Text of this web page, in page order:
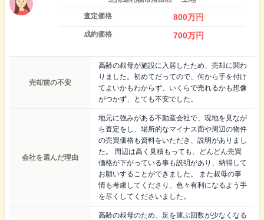
査定価格
800万円
成約価格 700万円
売却前の不安
高齢の叔母が施設に入居したため、売却に関わ
りました。初めてだってので、何から手を付け
てよいかもわからず、いくらで売れるかも想像
がつかず、とても不安でした。
会社を選んだ理由
地元に強みがある不動産会社で、現地を見なが
ら査定をし、場所的なマイナス面や周辺の物件
の売買価格も資料をいただき、説明がありまし
た。 周辺は高く見積もっても、どんどん売買
価格が下がっている事も説明があり、納得して
お願いすることができました。 また叔母の事
情も考慮してくださり、色々有利になるよう手
を尽くしてくださいました。
高齢の叔母のため、足を運ぶ回数が少なくなる